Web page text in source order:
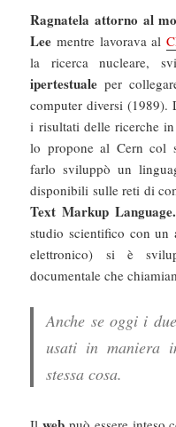
Ragnatela attorno al
Lee mentre lavorava al
la ricerca nucleare,
ipertestuale per
computer diversi (1989).
i risultati delle ricerche
lo propone al Cern col
farlo sviluppò un
disponibili sulle reti di
Text Markup Language.
studio scientifico con un
elettronico) si è
documentale che
Anche se oggi i
usati in maniera
stessa cosa.